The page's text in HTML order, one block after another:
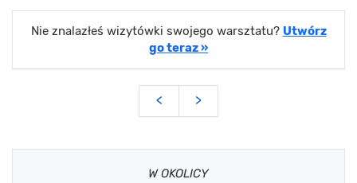
Nie znalazłeś wizytówki swojego warsztatu? Utwórz
go teraz »
< >
W OKOLICY